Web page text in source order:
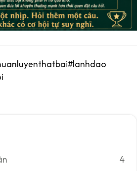
#lanhdao
4